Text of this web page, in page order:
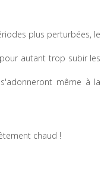
plus perturbées, le
autant trop subir les
même à la
chaud !